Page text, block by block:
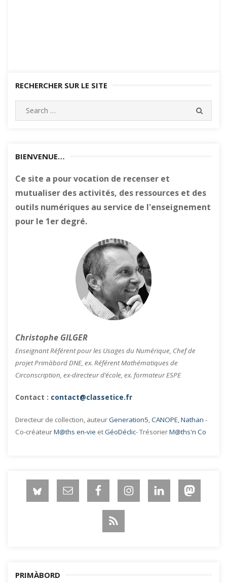
RECHERCHER SUR LE SITE
BIENVENUE…
Ce site a pour vocation de recenser et
mutualiser des activités, des ressources et des
outils numériques au service de l'enseignement
pour le 1er degré.
Christophe GILGER
Enseignant Référent pour les Usages du Numérique, Chef de
projet Primàbord DNE, ex. Référent Mathématiques de
Circonscription, ex-directeur d’école, ex. formateur ESPE
Contact : contact@classetice.fr
Directeur de collection, auteurGeneration5,CANOPE,Nathan -
Co-créateurM@ths en-vie etGéoDéclic- TrésorierM@ths'n Co
PRIMÀBORD